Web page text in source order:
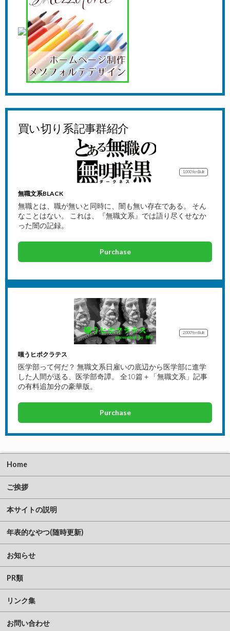
買い切り系記事群紹介
1,000YenBulk
無職文系BLACK
無職とは、職が無いと同時に、闇も無い存在である。 そん
なことはない。 これは、『無職文系』では語り尽くせなか
った闇の記録。
Purchase
2,000YenBulk
嗤うヒポクラテス
医学部って何だ？ 無職文系日雇いの底辺から医学部に進学
した人間が送る、医学部奇譚。 全10篇＋「無職文系」記事
の有料追加分の豪華版。
Purchase
Home
ご挨拶
本サイトの説明
年表的なやつ(随時更新)
お知らせ
PR類
リンク集
お問い合わせ